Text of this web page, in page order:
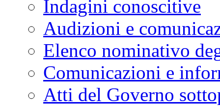
Indagini conoscitive
Audizioni e
Elenco nominativo
Comunicazioni e
Atti del Governo